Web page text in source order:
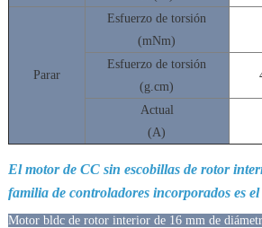
Parar
Esfuerzo de torsión
(mNm)
Esfuerzo de torsión
(g.cm)
Actual
(A)
El motor de CC sin escobillas de rotor
familia de controladores incorporados es
Motor bldc de rotor interior de 16 mm de